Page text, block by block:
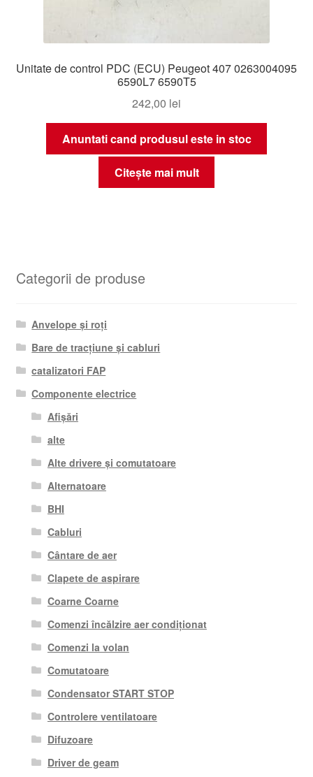
Unitate de control PDC (ECU) Peugeot 407 0263004095
6590L7 6590T5
242,00 lei
Anuntati cand produsul este in stoc
Citește mai mult
Categorii de produse
Anvelope și roți
Bare de tracțiune și cabluri
catalizatori FAP
Componente electrice
Afișări
alte
Alte drivere și comutatoare
Alternatoare
BHI
Cabluri
Cântare de aer
Clapete de aspirare
Coarne Coarne
Comenzi încălzire aer condiționat
Comenzi la volan
Comutatoare
Condensator START STOP
Controlere ventilatoare
Difuzoare
Driver de geam